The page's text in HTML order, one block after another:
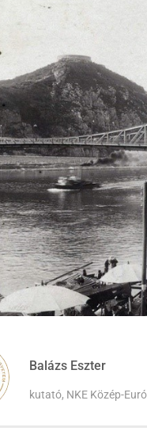
Balázs Eszter
kutató, NKE Közép-